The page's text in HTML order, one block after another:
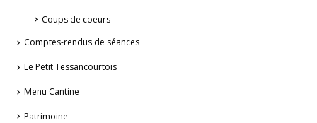
Coups de coeurs
Comptes-rendus de séances
Le Petit Tessancourtois
Menu Cantine
Patrimoine